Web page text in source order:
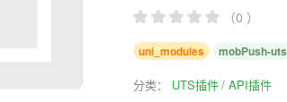
（0 ）
uni_modules mobPush-uts
分类： UTS插件 API插件